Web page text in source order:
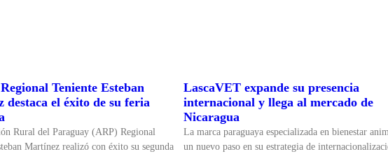
Teniente Esteban
destaca el éxito de su feria
Rural del Paraguay (ARP) Regional
Martínez realizó con éxito su segunda
LascaVET expande su presencia
internacional y llega al mercado de
Nicaragua
La marca paraguaya especializada en bienestar
un nuevo paso en su estrategia de